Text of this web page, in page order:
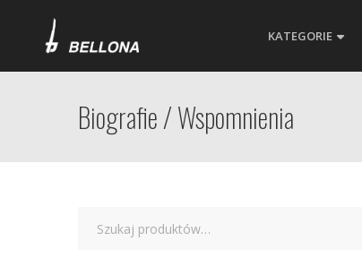
KATEGORIE
Biografie / Wspomnienia